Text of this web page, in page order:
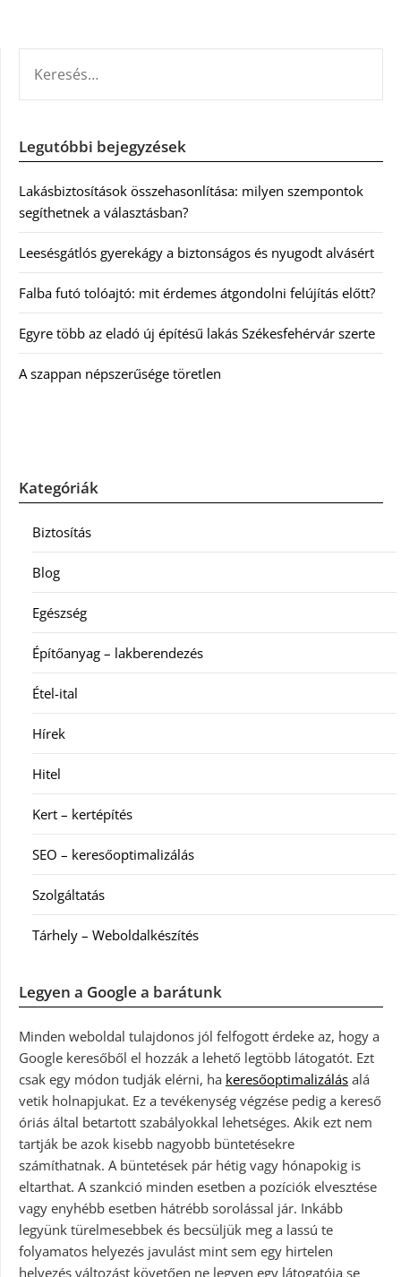
Legutóbbi bejegyzések
Lakásbiztosítások összehasonlítása: milyen szempontok
segíthetnek a választásban?
Leesésgátlós gyerekágy a biztonságos és nyugodt alvásért
Falba futó tolóajtó: mit érdemes átgondolni felújítás előtt?
Egyre több az eladó új építésű lakás Székesfehérvár szerte
A szappan népszerűsége töretlen
Kategóriák
Biztosítás
Blog
Egészség
Építőanyag – lakberendezés
Étel-ital
Hírek
Hitel
Kert – kertépítés
SEO – keresőoptimalizálás
Szolgáltatás
Tárhely – Weboldalkészítés
Legyen a Google a barátunk
Minden weboldal tulajdonos jól felfogott érdeke az, hogy a
Google keresőből el hozzák a lehető legtöbb látogatót. Ezt
csak egy módon tudják elérni, ha keresőoptimalizálás alá
vetik holnapjukat. Ez a tevékenység végzése pedig a kereső
óriás által betartott szabályokkal lehetséges. Akik ezt nem
tartják be azok kisebb nagyobb büntetésekre
számíthatnak. A büntetések pár hétig vagy hónapokig is
eltarthat. A szankció minden esetben a pozíciók elvesztése
vagy enyhébb esetben hátrébb sorolással jár. Inkább
legyünk türelmesebbek és becsüljük meg a lassú te
folyamatos helyezés javulást mint sem egy hirtelen
helyezés változást követően ne legyen egy látogatója se